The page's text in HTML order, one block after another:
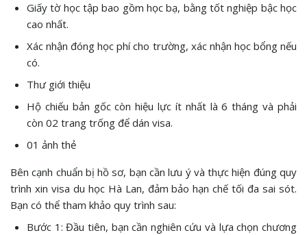
Giấy tờ học tập bao gồm học bạ, bằng tốt nghiệp bậc học
cao nhất.
Xác nhận đóng học phí cho trường, xác nhận học bổng nếu
có.
Thư giới thiệu
Hộ chiếu bản gốc còn hiệu lực ít nhất là 6 tháng và phải
còn 02 trang trống để dán visa.
01 ảnh thẻ
Bên cạnh chuẩn bị hồ sơ, bạn cần lưu ý và thực hiện đúng quy
trình xin visa du học Hà Lan, đảm bảo hạn chế tối đa sai sót.
Bạn có thể tham khảo quy trình sau:
Bước 1: Đầu tiên, bạn cần nghiên cứu và lựa chọn chương